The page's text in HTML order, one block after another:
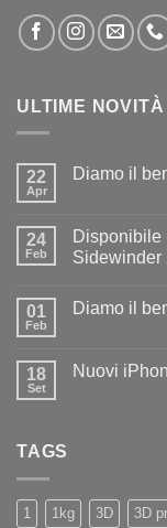
ULTIME NOVITÀ
22
Apr
Diamo il
Diamo
il
benvenuto
24
Feb
Disponibile
Sidewinder
su
la
nuovissima
01
Feb
Diamo il
Diamo
18
Set
Nuovi
TAGS
1 1kg 3D 3D